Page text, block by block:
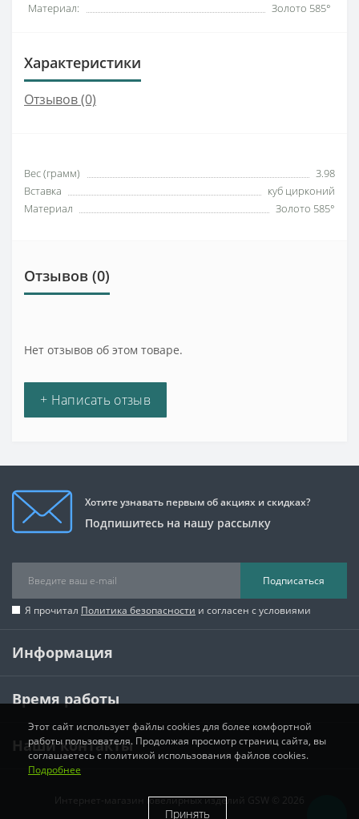
Материал:
Золото 585°
Характеристики
Отзывов (0)
Вес (грамм)
3.98
Вставка
куб цирконий
Материал
Золото 585°
Отзывов (0)
Нет отзывов об этом товаре.
+ Написать отзыв
Хотите узнавать первым об акциях и скидках?
Подпишитесь на нашу рассылку
Подписаться
Я прочитал Политика безопасности и согласен с условиями
Информация
Время работы
Наши контакты
Интернет-магазин ювелирных изделий GSW © 2026
Этот сайт использует файлы cookies для более комфортной
работы пользователя. Продолжая просмотр страниц сайта, вы
соглашаетесь с политикой использования файлов cookies.
Подробнее
Принять